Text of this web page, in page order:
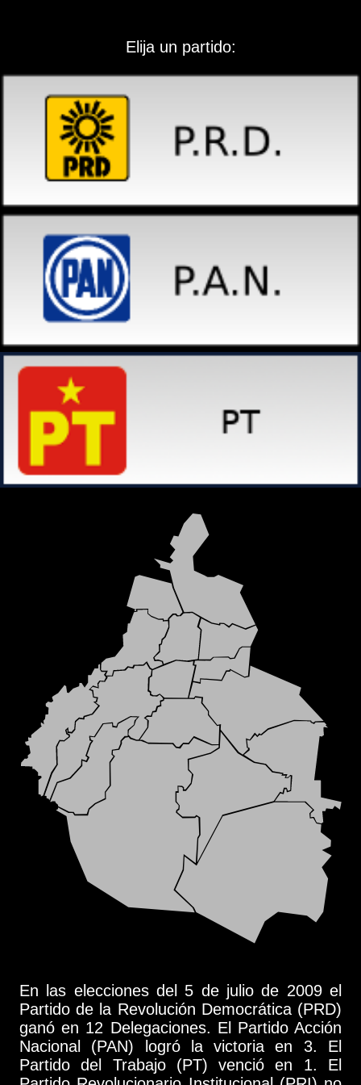
Elija un partido:
En las elecciones del 5 de julio de 2009 el
Partido de la Revolución Democrática (PRD)
ganó en 12 Delegaciones. El Partido Acción
Nacional (PAN) logró la victoria en 3. El
Partido del Trabajo (PT) venció en 1. El